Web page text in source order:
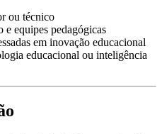
ou técnico
e equipes pedagógicas
em inovação educacional
educacional ou inteligência